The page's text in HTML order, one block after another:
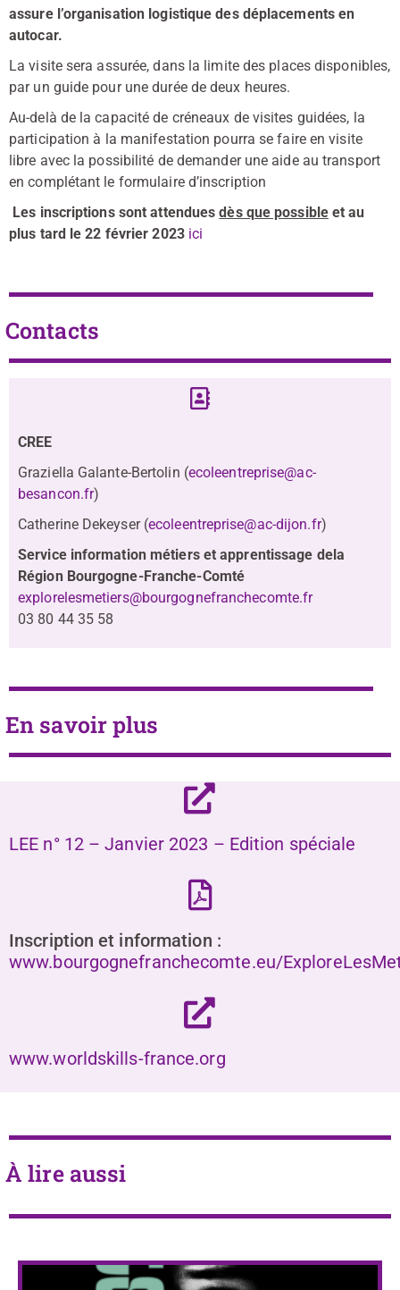
assure l’organisation logistique des déplacements en
autocar.
La visite sera assurée, dans la limite des places disponibles,
par un guide pour une durée de deux heures.
Au-delà de la capacité de créneaux de visites guidées, la
participation à la manifestation pourra se faire en visite
libre avec la possibilité de demander une aide au transport
en complétant le formulaire d’inscription
Les inscriptions sont attenduesdès que possibleet au
plus tard le 22 février 2023ici
Contacts
CREE
Graziella Galante-Bertolin (ecoleentreprise@ac-
besancon.fr)
Catherine Dekeyser (ecoleentreprise@ac-dijon.fr)
Service information métiers et apprentissage dela
Région Bourgogne-Franche-Comté
explorelesmetiers@bourgognefranchecomte.fr
03 80 44 35 58
En savoir plus
LEE n° 12 – Janvier 2023 – Edition spéciale
Inscription et information :
www.bourgognefranchecomte.eu/
www.worldskills-france.org
À lire aussi